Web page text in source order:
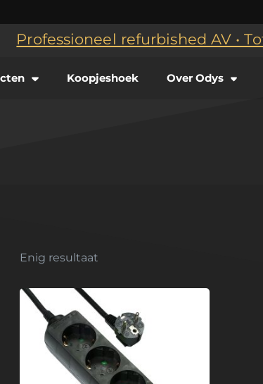
Professioneel refurbished AV •
Koopjeshoek Over Odys
Enig resultaat